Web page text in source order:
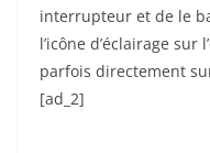
interrupteur et de le
l’icône d’éclairage sur
parfois directement
[ad_2]